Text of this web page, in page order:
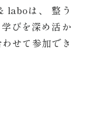
laboは、
整う
びを深め活か
わせて参加でき